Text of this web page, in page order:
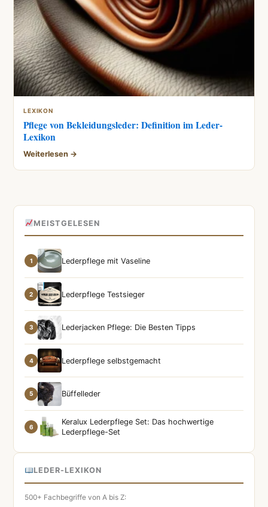
LEXIKON
Pflege von Bekleidungsleder: Definition im Leder-
Lexikon
Weiterlesen →
MEISTGELESEN
1 Lederpflege mit Vaseline
2 Lederpflege Testsieger
3 Lederjacken Pflege: Die Besten Tipps
4 Lederpflege selbstgemacht
5 Büffelleder
6
Keralux Lederpflege Set: Das hochwertige
Lederpflege-Set
LEDER-LEXIKON
500+ Fachbegriffe von A bis Z: